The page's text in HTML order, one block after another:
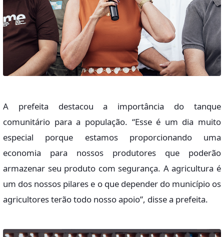
A prefeita destacou a importância do tanque
comunitário para a população. “Esse é um dia muito
especial porque estamos proporcionando uma
economia para nossos produtores que poderão
armazenar seu produto com segurança. A agricultura é
um dos nossos pilares e o que depender do município os
agricultores terão todo nosso apoio”, disse a prefeita.